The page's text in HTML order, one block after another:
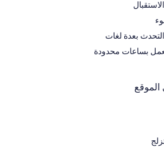
بعدة لغات
بساعات محدودة
الموقع